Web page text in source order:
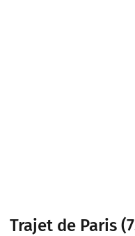
AMSTERDAM
4,0 km > De
Trajet de Paris